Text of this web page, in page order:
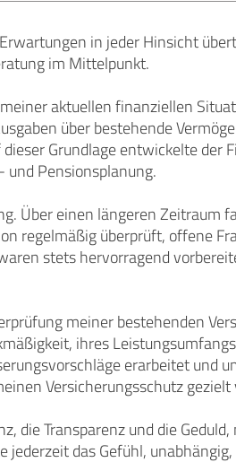
in jeder Hinsicht
im Mittelpunkt.
aktuellen finanziellen
über bestehende
Grundlage entwickelte der
Pensionsplanung.
Über einen längeren Zeitraum
regelmäßig überprüft, offene
stets hervorragend
meiner bestehenden
ihres
erarbeitet und
Versicherungsschutz gezielt
die Transparenz und die
das Gefühl,